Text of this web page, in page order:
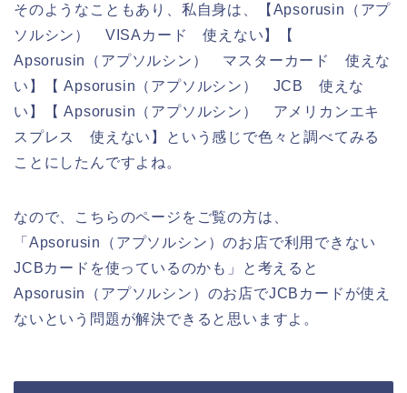
そのようなこともあり、私自身は、【Apsorusin（アプ
ソルシン） VISAカード 使えない】【
Apsorusin（アプソルシン） マスターカード 使えな
い】【 Apsorusin（アプソルシン） JCB 使えな
い】【 Apsorusin（アプソルシン） アメリカンエキ
スプレス 使えない】という感じで色々と調べてみる
ことにしたんですよね。
なので、こちらのページをご覧の方は、
「Apsorusin（アプソルシン）のお店で利用できない
JCBカードを使っているのかも」と考えると
Apsorusin（アプソルシン）のお店でJCBカードが使え
ないという問題が解決できると思いますよ。